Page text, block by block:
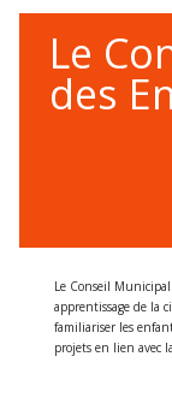
Le
des
Le Conseil
apprentissage de la
familiariser les
projets en lien avec